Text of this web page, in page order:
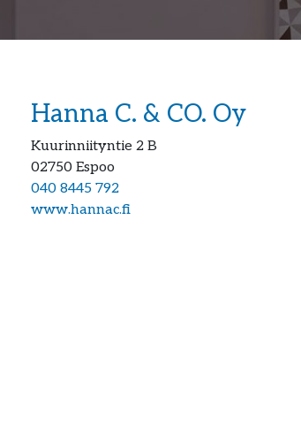
Hanna C. & CO. Oy
Kuurinniityntie 2 B
02750 Espoo
040 8445 792
www.hannac.fi